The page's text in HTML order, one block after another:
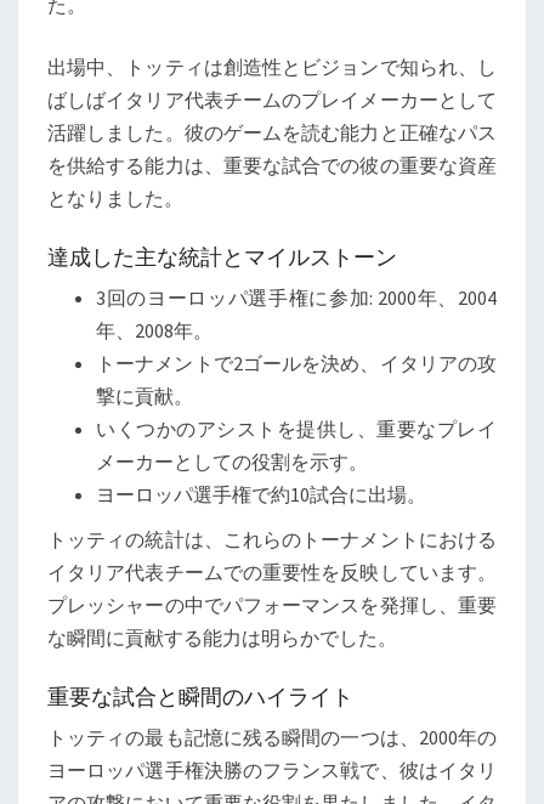
た。
出場中、トッティは創造性とビジョンで知られ、し
ばしばイタリア代表チームのプレイメーカーとして
活躍しました。彼のゲームを読む能力と正確なパス
を供給する能力は、重要な試合での彼の重要な資産
となりました。
達成した主な統計とマイルストーン
3回のヨーロッパ選手権に参加: 2000年、2004
年、2008年。
トーナメントで2ゴールを決め、イタリアの攻
撃に貢献。
いくつかのアシストを提供し、重要なプレイ
メーカーとしての役割を示す。
ヨーロッパ選手権で約10試合に出場。
トッティの統計は、これらのトーナメントにおける
イタリア代表チームでの重要性を反映しています。
プレッシャーの中でパフォーマンスを発揮し、重要
な瞬間に貢献する能力は明らかでした。
重要な試合と瞬間のハイライト
トッティの最も記憶に残る瞬間の一つは、2000年の
ヨーロッパ選手権決勝のフランス戦で、彼はイタリ